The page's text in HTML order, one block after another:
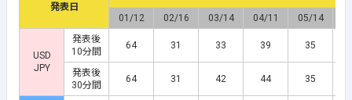
発表日
01/12
02/16 03/14 04/11 05/14
USD
JPY
発表後
10分間
64 31 33 39 35
発表後
30分間
64 31 42 44 35